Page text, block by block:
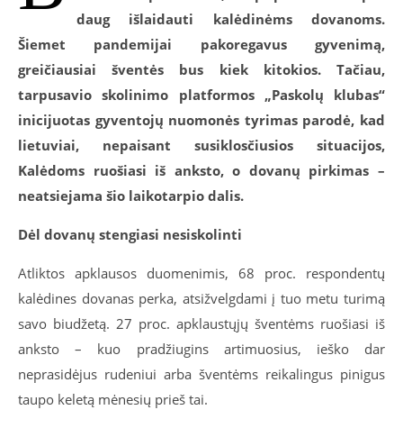
daug išlaidauti kalėdinėms dovanoms.
Šiemet pandemijai pakoregavus gyvenimą,
greičiausiai šventės bus kiek kitokios. Tačiau,
tarpusavio skolinimo platformos „Paskolų klubas“
inicijuotas gyventojų nuomonės tyrimas parodė, kad
lietuviai, nepaisant susiklosčiusios situacijos,
Kalėdoms ruošiasi iš anksto, o dovanų pirkimas –
neatsiejama šio laikotarpio dalis.
Dėl dovanų stengiasi nesiskolinti
Atliktos apklausos duomenimis, 68 proc. respondentų
kalėdines dovanas perka, atsižvelgdami į tuo metu turimą
savo biudžetą. 27 proc. apklaustųjų šventėms ruošiasi iš
anksto – kuo pradžiugins artimuosius, ieško dar
neprasidėjus rudeniui arba šventėms reikalingus pinigus
taupo keletą mėnesių prieš tai.